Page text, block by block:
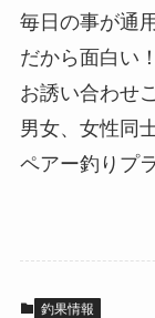
毎日の事が通
だから面白い
お誘い合わせ
男女、女性同
ペアー釣りプ
釣果情報